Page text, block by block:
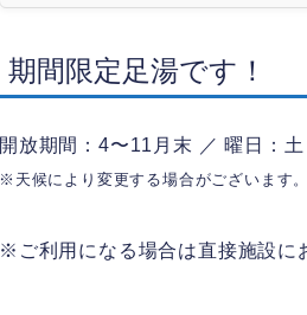
期間限定足湯です！
開放期間：4〜11月末 ／ 曜日：
※天候により変更する場合がございます
※ご利用になる場合は直接施設に